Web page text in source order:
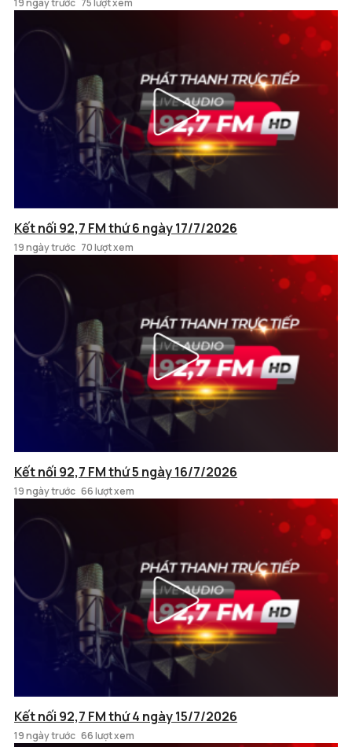
19 ngày trước 75 lượt xem
Kết nối 92,7 FM thứ 6 ngày 17/7/2026
19 ngày trước 70 lượt xem
Kết nối 92,7 FM thứ 5 ngày 16/7/2026
19 ngày trước 66 lượt xem
Kết nối 92,7 FM thứ 4 ngày 15/7/2026
19 ngày trước 66 lượt xem